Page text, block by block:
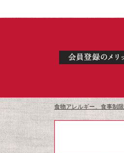
食物アレルギー、食事制